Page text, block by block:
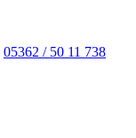
05362 / 50 11 738